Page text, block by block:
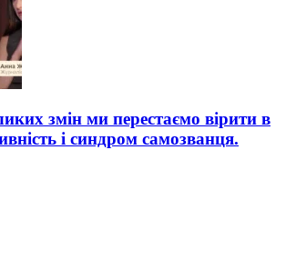
змін ми перестаємо вірити в
і синдром самозванця.